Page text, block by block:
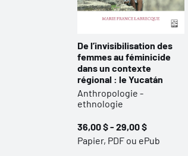
De l’invisibilisation des
femmes au féminicide
dans un contexte
régional : le Yucatán
Anthropologie -
ethnologie
36,00 $ - 29,00 $
Papier, PDF ou ePub